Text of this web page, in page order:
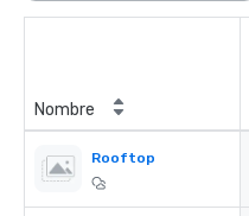
Nombre
Rooftop